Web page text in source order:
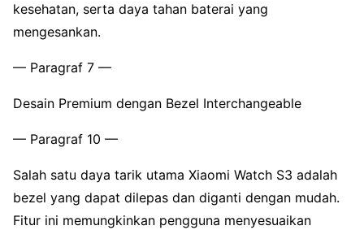
kesehatan, serta daya tahan baterai yang
mengesankan.
— Paragraf 7 —
Desain Premium dengan Bezel Interchangeable
— Paragraf 10 —
Salah satu daya tarik utama Xiaomi Watch S3 adalah
bezel yang dapat dilepas dan diganti dengan mudah.
Fitur ini memungkinkan pengguna menyesuaikan